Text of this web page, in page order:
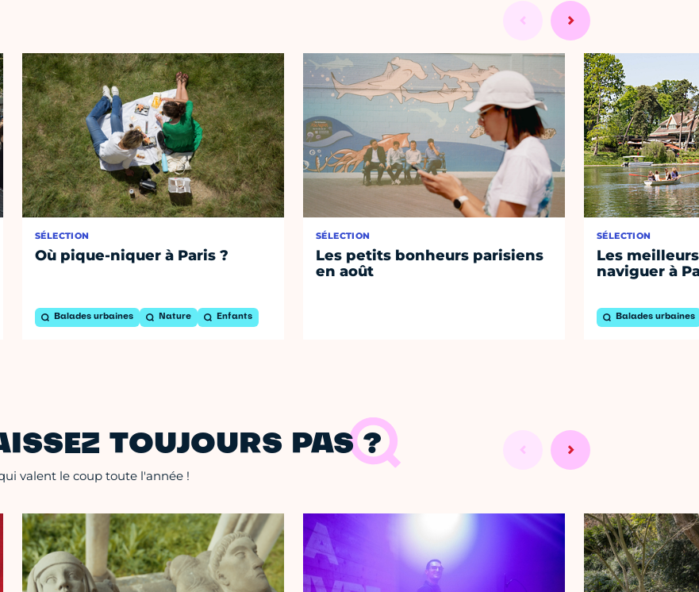
SÉLECTION
Où pique-niquer à Paris ?
Balades urbaines Nature Enfants
SÉLECTION
Les petits bonheurs parisiens
en août
SÉLECTION
Les
naviguer à
Balades urbaines
TOUJOURS PAS ?
valent le coup toute l'année !